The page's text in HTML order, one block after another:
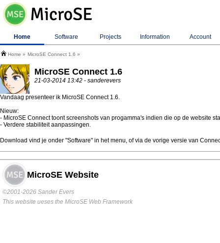
Home Software Projects Information Account
Home MicroSE Connect 1.6
MicroSE Connect 1.6
21-03-2014 13:42 - sanderevers
Vandaag presenteer ik MicroSE Connect 1.6.
Nieuw:
- MicroSE Connect toont screenshots van progamma's indien die op de website
- Verdere stabiliteit aanpassingen.
Download vind je onder "Software" in het menu, of via de vorige versie van
MicroSE Website
©2001-2026 Sander Evers
This website ueses the MicroSE Web Framework